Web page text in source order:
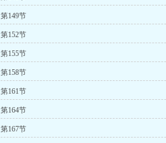
第149节
第152节
第155节
第158节
第161节
第164节
第167节